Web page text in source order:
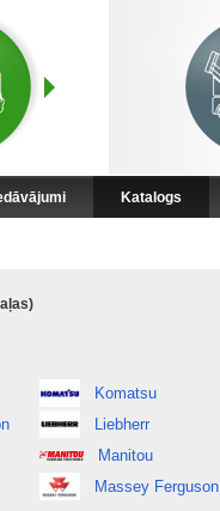
Katalogs
Komatsu
Liebherr
Manitou
Massey Ferguson